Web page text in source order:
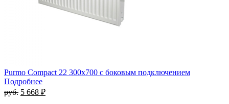
Purmo Compact 22 300х700 с боковым подключением
Подробнее
руб. 5 668 ₽